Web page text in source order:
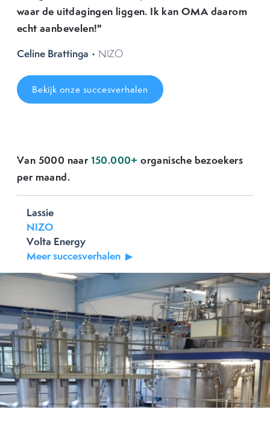
waar de uitdagingen liggen. Ik kan OMA daarom
echt aanbevelen!"
Celine Brattinga • NIZO
Bekijk onze succesverhalen
Van 5000 naar150.000+ organische bezoekers
per maand.
Lassie
NIZO
Volta Energy
Meer succesverhalen
Previous